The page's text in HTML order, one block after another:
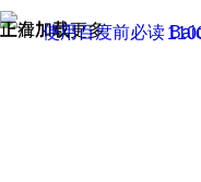
正在加载
上滑加载更多
使用百度前必读京公